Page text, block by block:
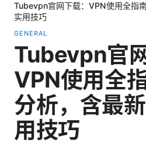
Tubevpn官网下载：VPN使用全指
实用技巧
GENERAL
Tubevpn官
VPN使用全
分析，含最
用技巧